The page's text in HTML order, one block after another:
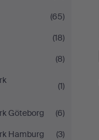
(65)
(18)
(8)
(1)
Göteborg
(6)
Hamburg
(3)